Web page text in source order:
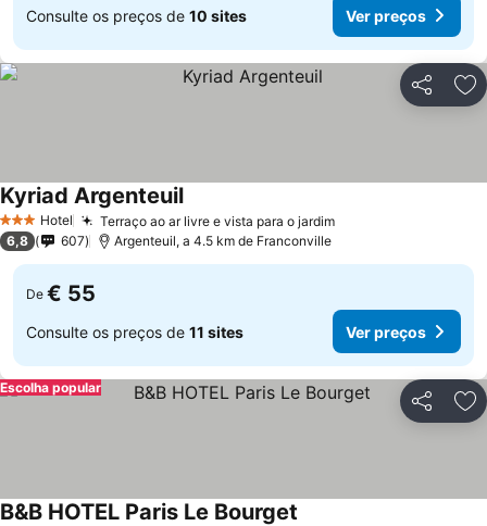
Consulte os preços de 10 sites Ver preços
Partilhar
3 EstrelasHotel Terraço ao ar livre e vista para o jardimVer preços
Kyriad ArgenteuilVer preços
6,8 607 Argenteuil, a 4.5 km de Franconville
De € 55
Consulte os preços de 11 sites Ver preços
Partilhar
Escolha popular
B&B HOTEL Paris Le Bourget